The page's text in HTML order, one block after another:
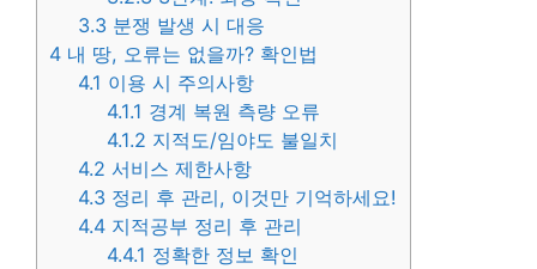
3.3 분쟁 발생 시 대응
4 내 땅, 오류는 없을까? 확인법
4.1 이용 시 주의사항
4.1.1 경계 복원 측량 오류
4.1.2 지적도/임야도 불일치
4.2 서비스 제한사항
4.3 정리 후 관리, 이것만 기억하세요!
4.4 지적공부 정리 후 관리
4.4.1 정확한 정보 확인